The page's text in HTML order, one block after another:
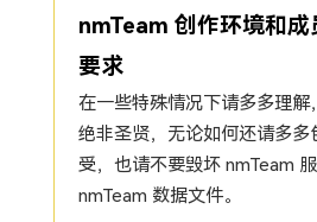
nmTeam 创作环境和
要求
在一些特殊情况下请多多理解
绝非圣贤，无论如何还请多多
受，也请不要毁坏 nmTeam
nmTeam 数据文件。